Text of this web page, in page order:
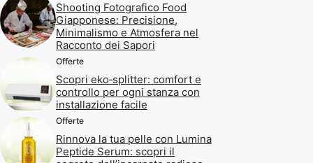
Shooting Fotografico Food
Giapponese: Precisione,
Minimalismo e Atmosfera nel
Racconto dei Sapori
Offerte
Scopri eko‑splitter: comfort e
controllo per ogni stanza con
installazione facile
Offerte
Rinnova la tua pelle con Lumina
Peptide Serum: scopri il